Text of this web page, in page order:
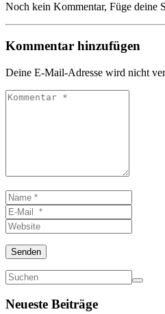
Noch kein Kommentar, Füge deine
Kommentar hinzufügen
Deine E-Mail-Adresse wird nicht
Kommentar
Name
*E-
Mail
*
Website
Senden
Neueste Beiträge